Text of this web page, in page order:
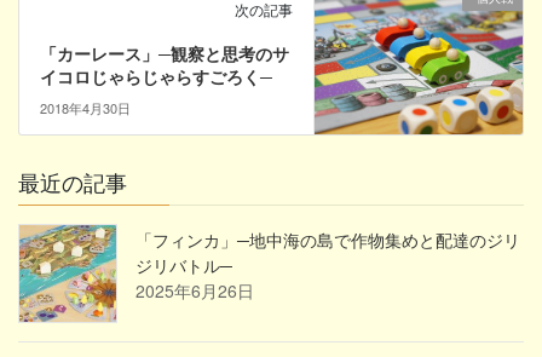
次の記事
「カーレース」─観察と思考のサ
イコロじゃらじゃらすごろく─
2018年4月30日
最近の記事
「フィンカ」─地中海の島で作物集めと配達のジリ
ジリバトル─
2025年6月26日